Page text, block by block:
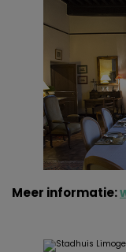
Meer informatie: